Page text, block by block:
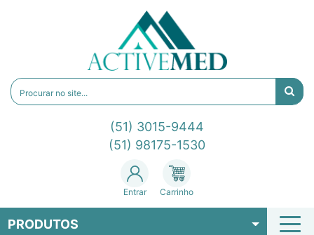
(51) 3015-9444
(51) 98175-1530
Entrar Carrinho
PRODUTOS